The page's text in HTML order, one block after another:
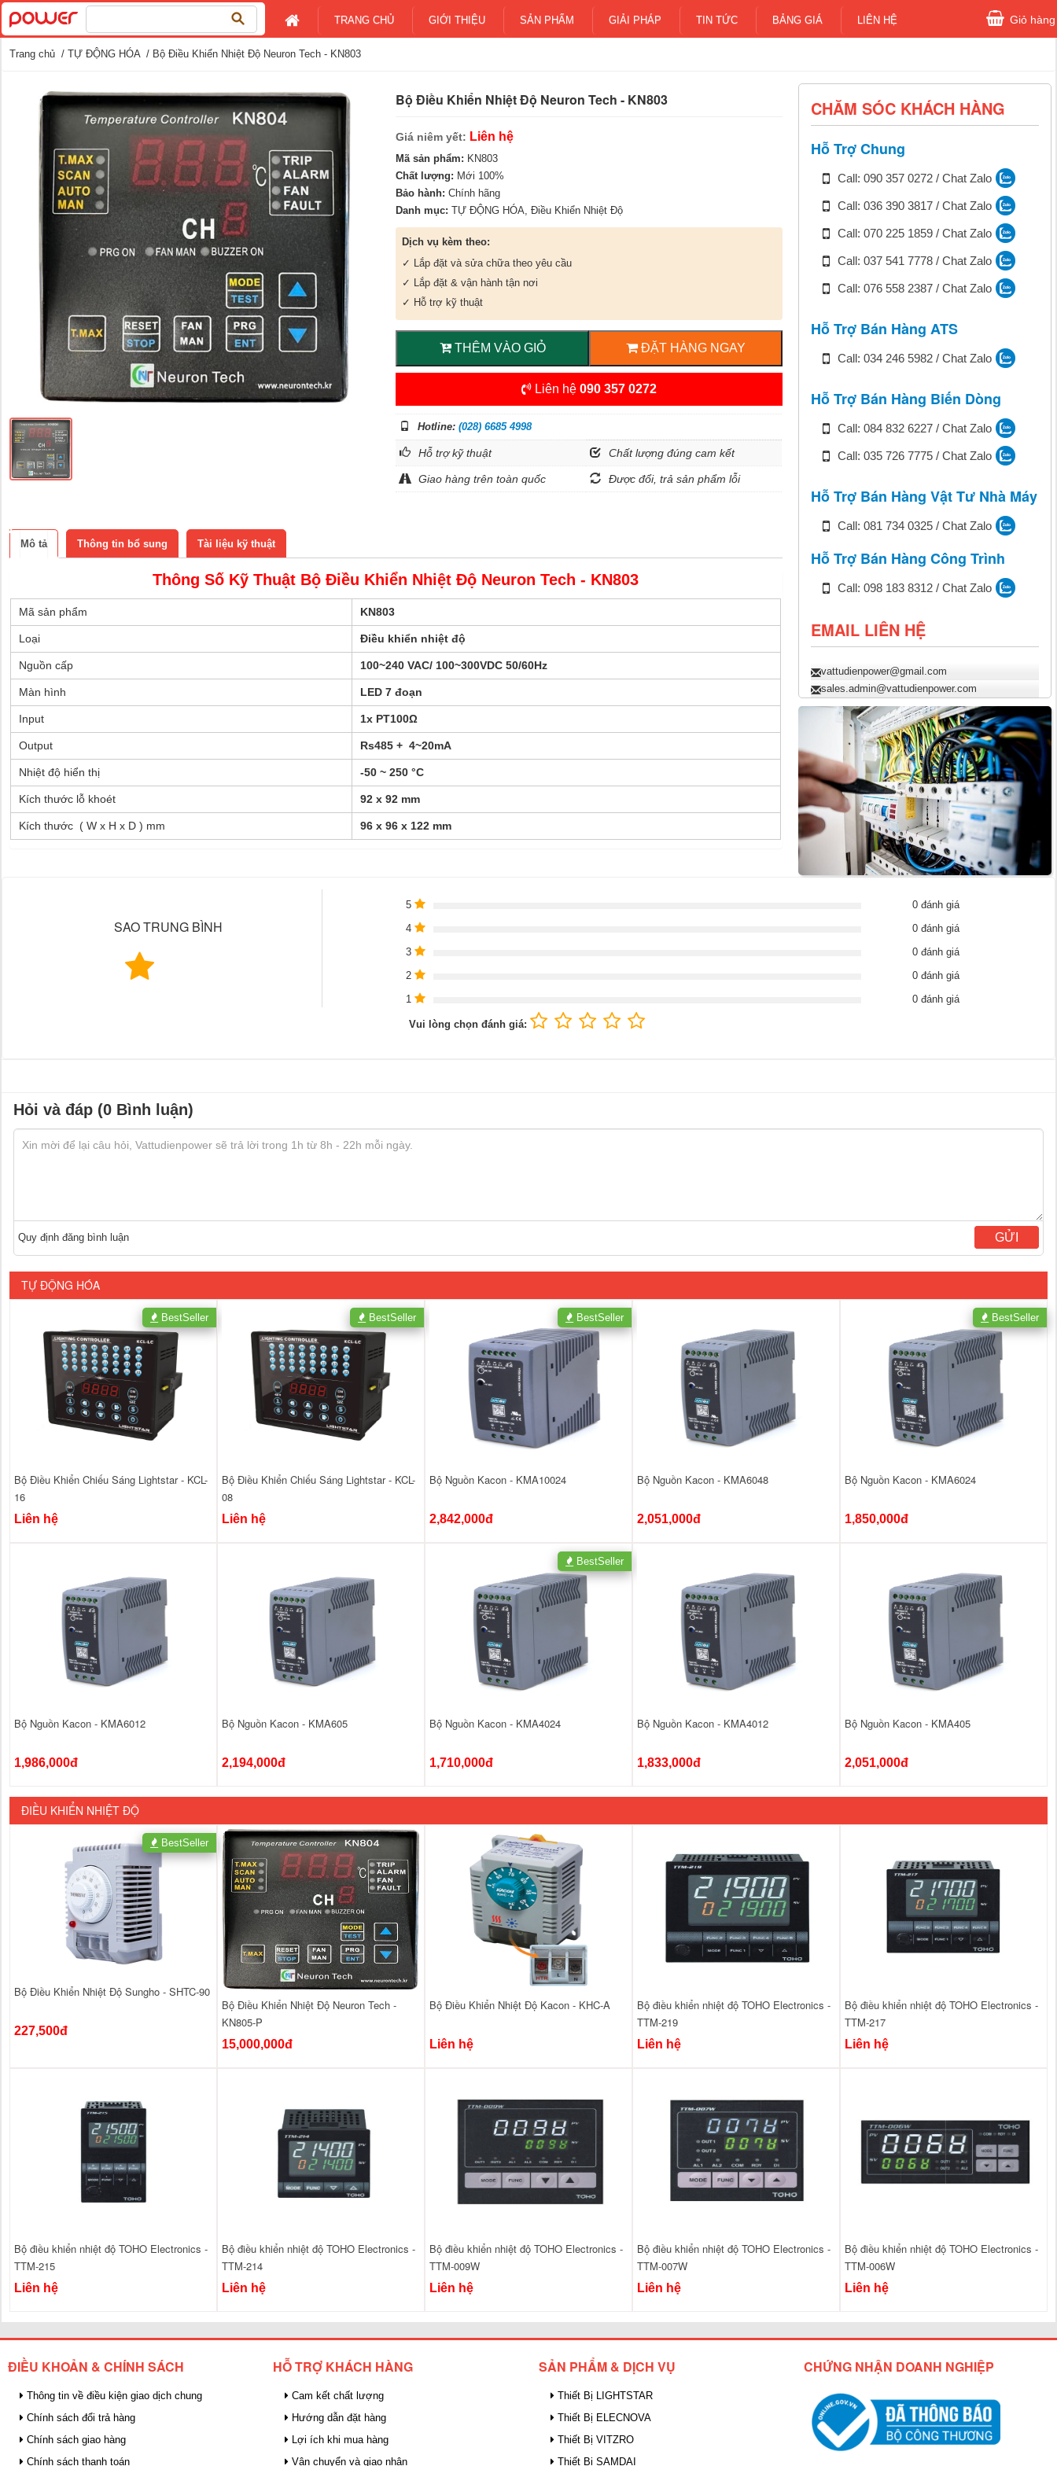
kiếm
cho:
TRANG CHỦ GIỚI THIỆU SẢN PHẨM GIẢI PHÁP TIN TỨC BẢNG GIÁ LIÊN HỆ Giỏ hàng
Trang chủ / TỰ ĐỘNG HÓA/ Bộ Điều Khiển Nhiệt Độ Neuron Tech - KN803
Bộ Điều Khiển Nhiệt Độ Neuron Tech - KN803
Giá niêm yết: Liên hệ
Mã sản phẩm: KN803
Chất lượng: Mới 100%
Bảo hành: Chính hãng
Danh mục: TỰ ĐỘNG HÓA,Điều Khiển Nhiệt Độ
Dịch vụ kèm theo:
✓ Lắp đặt và sửa chữa theo yêu cầu
✓ Lắp đặt & vận hành tận nơi
✓ Hỗ trợ kỹ thuật
THÊM VÀO GIỎ ĐẶT HÀNG NGAY
Liên hệ 090 357 0272
Hotline:(028) 6685 4998
Hỗ trợ kỹ thuật Chất lượng đúng cam kết
Giao hàng trên toàn quốc Được đổi, trả sản phẩm lỗi
Mô tả Thông tin bổ sung Tài liệu kỹ thuật
Thông Số Kỹ Thuật Bộ Điều Khiển Nhiệt Độ Neuron Tech - KN803
Mã sản phẩm KN803
Loại Điều khiển nhiệt độ
Nguồn cấp 100~240 VAC/ 100~300VDC 50/60Hz
Màn hình LED 7 đoạn
Input 1x PT100Ω
Output Rs485 + 4~20mA
Nhiệt độ hiển thị -50 ~ 250 °C
Kích thước lỗ khoét 92 x 92 mm
Kích thước ( W x H x D ) mm 96 x 96 x 122 mm
CHĂM SÓC KHÁCH HÀNG
Hỗ Trợ Chung
Call: 090 357 0272 / Chat Zalo
Call: 036 390 3817 / Chat Zalo
Call: 070 225 1859 / Chat Zalo
Call: 037 541 7778 / Chat Zalo
Call: 076 558 2387 / Chat Zalo
Hỗ Trợ Bán Hàng ATS
Call: 034 246 5982 / Chat Zalo
Hỗ Trợ Bán Hàng Biến Dòng
Call: 084 832 6227 / Chat Zalo
Call: 035 726 7775 / Chat Zalo
Hỗ Trợ Bán Hàng Vật Tư Nhà Máy
Call: 081 734 0325 / Chat Zalo
Hỗ Trợ Bán Hàng Công Trình
Call: 098 183 8312 / Chat Zalo
EMAIL LIÊN HỆ
vattudienpower@gmail.com
sales.admin@vattudienpower.com
SAO TRUNG BÌNH
5
0 đánh giá
4
0 đánh giá
3
0 đánh giá
2
0 đánh giá
1
0 đánh giá
Vui lòng chọn đánh giá:
Hỏi và đáp (0 Bình luận)
Quy định đăng bình luận GỬI
TỰ ĐỘNG HÓA
Bộ Điều Khiển Chiếu Sáng Lightstar - KCL-
16
Liên hệ
BestSeller
Bộ Điều Khiển Chiếu Sáng Lightstar - KCL-
08
Liên hệ
BestSeller
Bộ Nguồn Kacon - KMA10024
2,842,000đ
BestSeller
Bộ Nguồn Kacon - KMA6048
2,051,000đ
Bộ Nguồn Kacon - KMA6024
1,850,000đ
BestSeller
Bộ Nguồn Kacon - KMA6012
1,986,000đ
Bộ Nguồn Kacon - KMA605
2,194,000đ
Bộ Nguồn Kacon - KMA4024
1,710,000đ
BestSeller
Bộ Nguồn Kacon - KMA4012
1,833,000đ
Bộ Nguồn Kacon - KMA405
2,051,000đ
ĐIỀU KHIỂN NHIỆT ĐỘ
Bộ Điều Khiển Nhiệt Độ Sungho - SHTC-90
227,500đ
BestSeller
Bộ Điều Khiển Nhiệt Độ Neuron Tech -
KN805-P
15,000,000đ
Bộ Điều Khiển Nhiệt Độ Kacon - KHC-A
Liên hệ
Bộ điều khiển nhiệt độ TOHO Electronics -
TTM-219
Liên hệ
Bộ điều khiển nhiệt độ TOHO Electronics -
TTM-217
Liên hệ
Bộ điều khiển nhiệt độ TOHO Electronics -
TTM-215
Liên hệ
Bộ điều khiển nhiệt độ TOHO Electronics -
TTM-214
Liên hệ
Bộ điều khiển nhiệt độ TOHO Electronics -
TTM-009W
Liên hệ
Bộ điều khiển nhiệt độ TOHO Electronics -
TTM-007W
Liên hệ
Bộ điều khiển nhiệt độ TOHO Electronics -
TTM-006W
Liên hệ
ĐIỀU KHOẢN & CHÍNH SÁCH
Thông tin về điều kiện giao dịch chung
Chính sách đổi trả hàng
Chính sách giao hàng
Chính sách thanh toán
HỖ TRỢ KHÁCH HÀNG
Cam kết chất lượng
Hướng dẫn đặt hàng
Lợi ích khi mua hàng
Vận chuyển và giao nhận
SẢN PHẨM & DỊCH VỤ
Thiết Bị LIGHTSTAR
Thiết Bị ELECNOVA
Thiết Bị VITZRO
Thiết Bị SAMDAI
CHỨNG NHẬN DOANH NGHIỆP